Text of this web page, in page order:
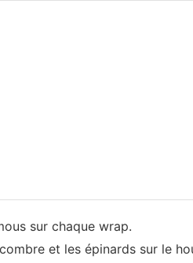
sur chaque wrap.
et les épinards sur le